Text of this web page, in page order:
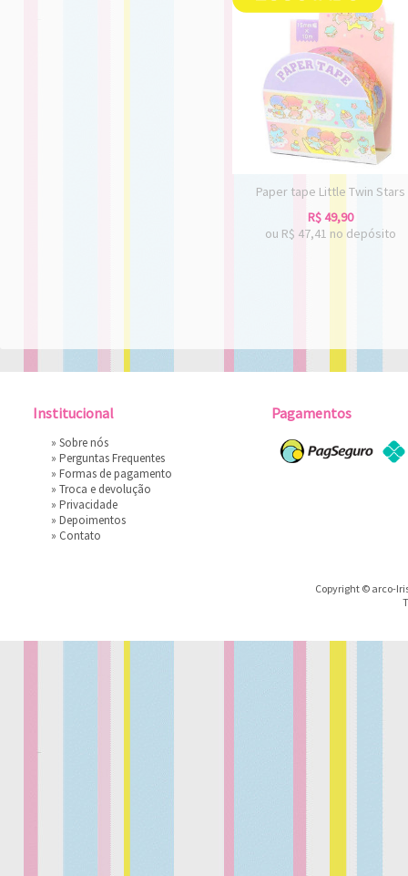
Paper tape Little Twin Stars
R$49,90
ou R$ 47,41 no depósito
Institucional
» Sobre nós
» Perguntas Frequentes
» Formas de pagamento
» Troca e devolução
» Privacidade
» Depoimentos
» Contato
Pagamentos
Copyright © arco-